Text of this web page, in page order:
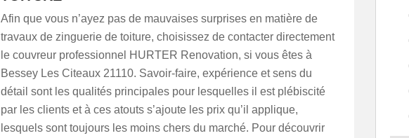
Afin que vous n’ayez pas de mauvaises surprises en matière de
travaux de zinguerie de toiture, choisissez de contacter directement
le couvreur professionnel HURTER Renovation, si vous êtes à
Bessey Les Citeaux 21110. Savoir-faire, expérience et sens du
détail sont les qualités principales pour lesquelles il est plébiscité
par les clients et à ces atouts s’ajoute les prix qu’il applique,
lesquels sont toujours les moins chers du marché. Pour découvrir